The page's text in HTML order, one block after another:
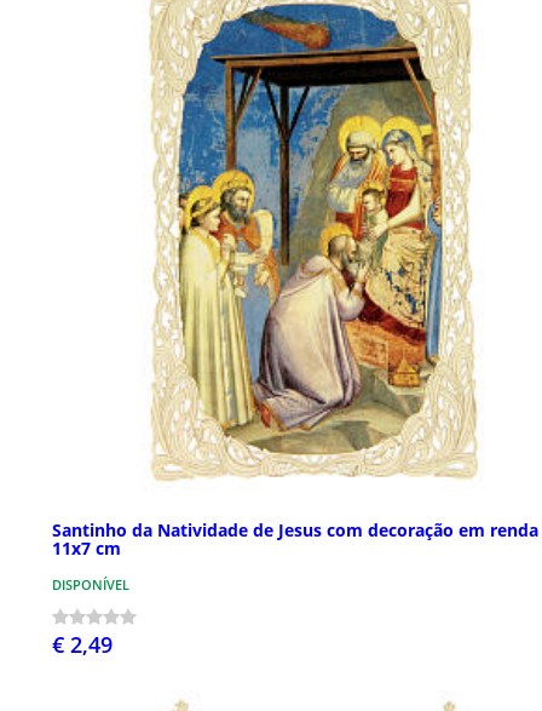
Santinho da Natividade de Jesus com decoração em renda
11x7 cm
DISPONÍVEL
€ 2,49